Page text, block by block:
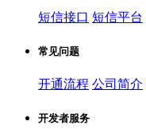
短信接口 短信平台
常见问题
开通流程 公司简介
开发者服务